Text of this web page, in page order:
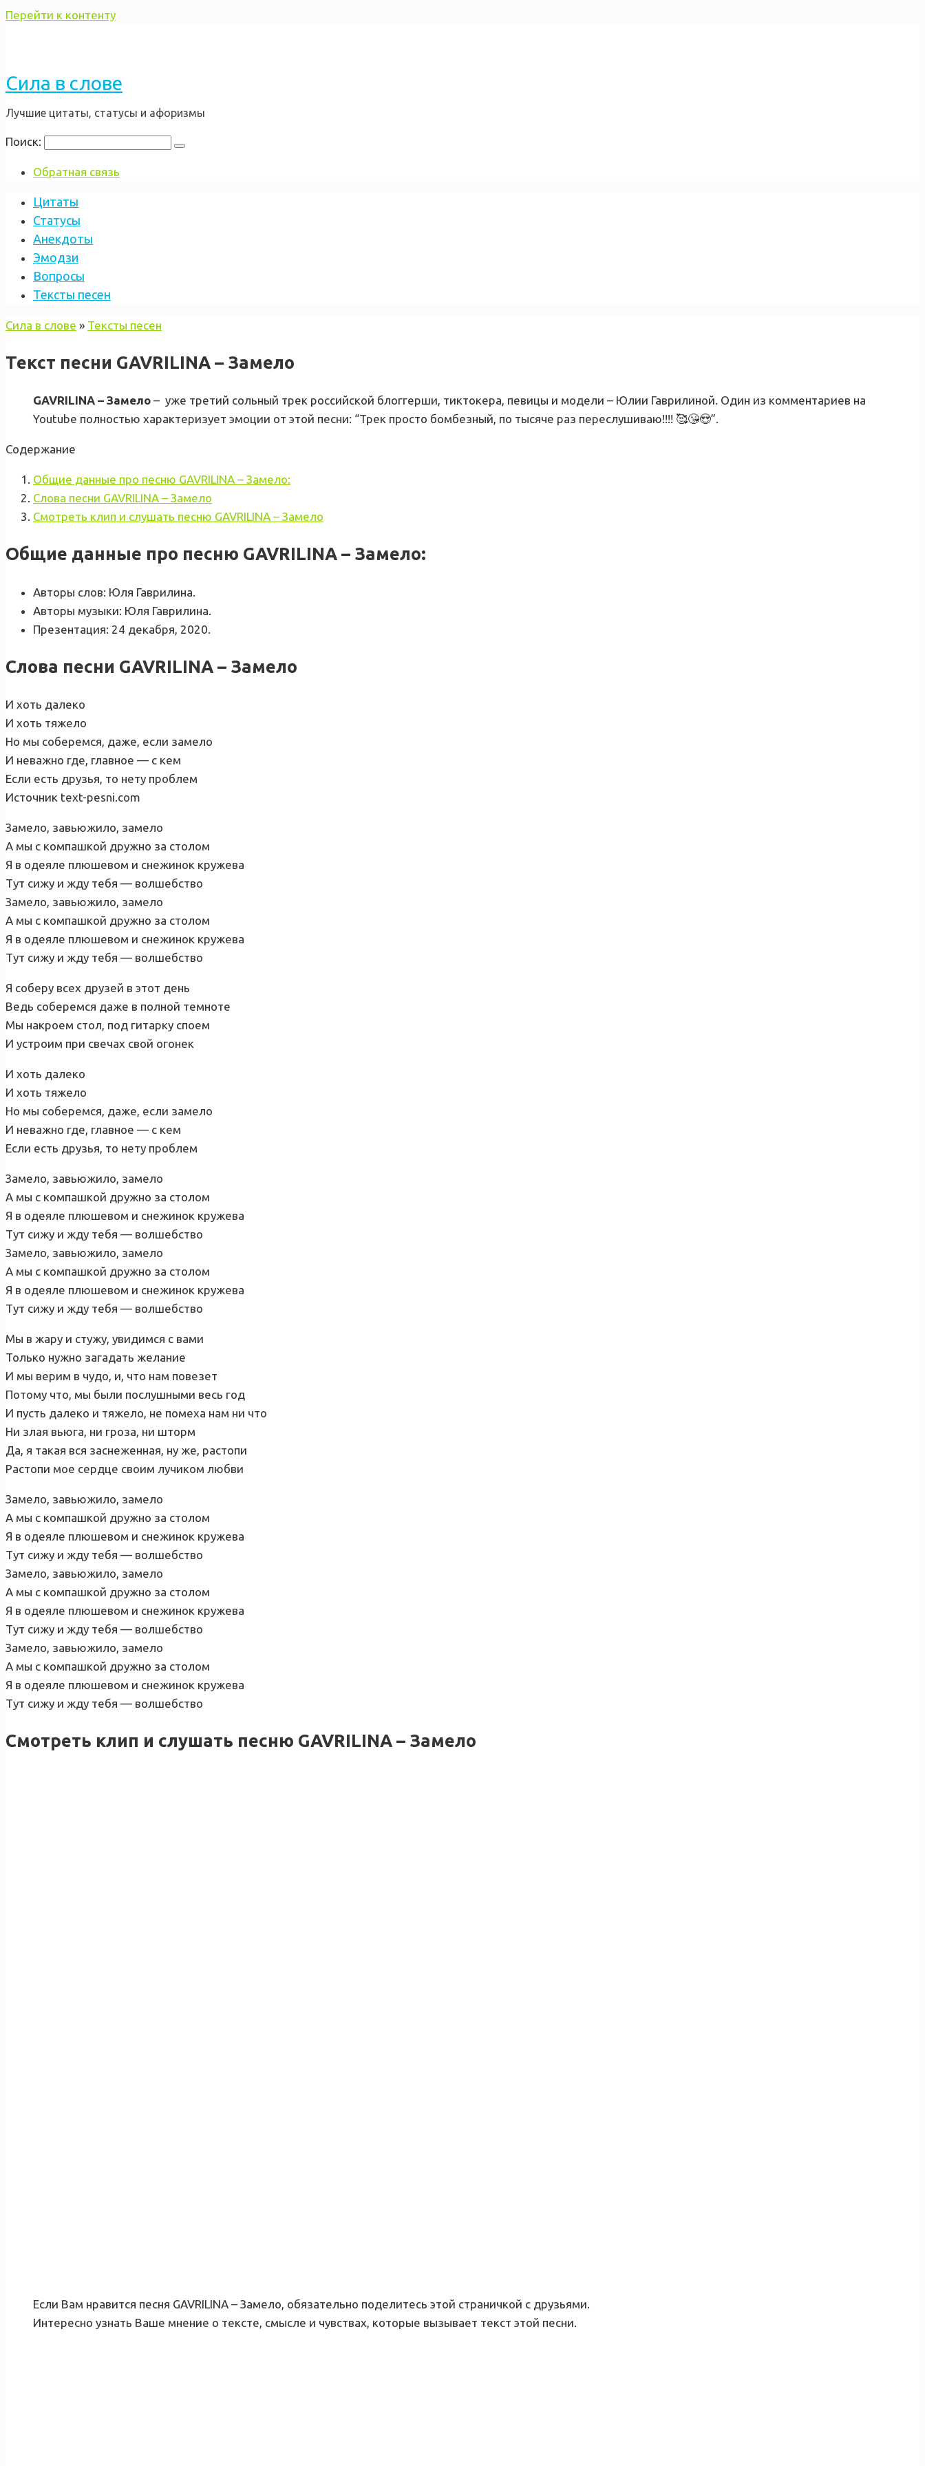
Перейти к контенту
Сила в слове
Лучшие цитаты, статусы и афоризмы
Поиск:
Обратная связь
Цитаты
Статусы
Анекдоты
Эмодзи
Вопросы
Тексты песен
Сила в слове » Тексты песен
Текст песни GAVRILINA – Замело
GAVRILINA – Замело – уже третий сольный трек российской блоггерши, тиктокера, певицы и модели – Юлии Гаврилиной. Один из комментариев на
Youtube полностью характеризует эмоции от этой песни: “Трек просто бомбезный, по тысяче раз переслушиваю!!!! 🥰😘😍”.
Содержание
Общие данные про песню GAVRILINA – Замело:
Слова песни GAVRILINA – Замело
Смотреть клип и слушать песню GAVRILINA – Замело
Общие данные про песню GAVRILINA – Замело:
Авторы слов: Юля Гаврилина.
Авторы музыки: Юля Гаврилина.
Презентация: 24 декабря, 2020.
Слова песни GAVRILINA – Замело
И хоть далеко
И хоть тяжело
Но мы соберемся, даже, если замело
И неважно где, главное — с кем
Если есть друзья, то нету проблем
Источник text-pesni.com
Замело, завьюжило, замело
А мы с компашкой дружно за столом
Я в одеяле плюшевом и снежинок кружева
Тут сижу и жду тебя — волшебство
Замело, завьюжило, замело
А мы с компашкой дружно за столом
Я в одеяле плюшевом и снежинок кружева
Тут сижу и жду тебя — волшебство
Я соберу всех друзей в этот день
Ведь соберемся даже в полной темноте
Мы накроем стол, под гитарку споем
И устроим при свечах свой огонек
И хоть далеко
И хоть тяжело
Но мы соберемся, даже, если замело
И неважно где, главное — с кем
Если есть друзья, то нету проблем
Замело, завьюжило, замело
А мы с компашкой дружно за столом
Я в одеяле плюшевом и снежинок кружева
Тут сижу и жду тебя — волшебство
Замело, завьюжило, замело
А мы с компашкой дружно за столом
Я в одеяле плюшевом и снежинок кружева
Тут сижу и жду тебя — волшебство
Мы в жару и стужу, увидимся с вами
Только нужно загадать желание
И мы верим в чудо, и, что нам повезет
Потому что, мы были послушными весь год
И пусть далеко и тяжело, не помеха нам ни что
Ни злая вьюга, ни гроза, ни шторм
Да, я такая вся заснеженная, ну же, растопи
Растопи мое сердце своим лучиком любви
Замело, завьюжило, замело
А мы с компашкой дружно за столом
Я в одеяле плюшевом и снежинок кружева
Тут сижу и жду тебя — волшебство
Замело, завьюжило, замело
А мы с компашкой дружно за столом
Я в одеяле плюшевом и снежинок кружева
Тут сижу и жду тебя — волшебство
Замело, завьюжило, замело
А мы с компашкой дружно за столом
Я в одеяле плюшевом и снежинок кружева
Тут сижу и жду тебя — волшебство
Смотреть клип и слушать песню GAVRILINA – Замело
Если Вам нравится песня GAVRILINA – Замело, обязательно поделитесь этой страничкой с друзьями.
Интересно узнать Ваше мнение о тексте, смысле и чувствах, которые вызывает текст этой песни.